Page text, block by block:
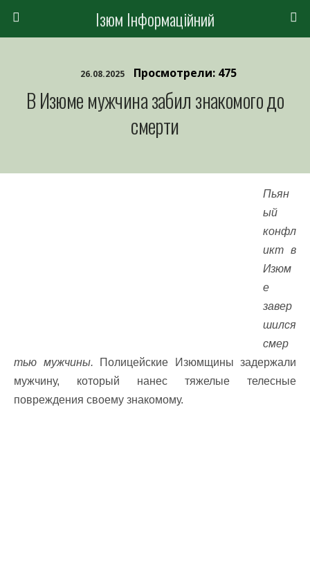
Ізюм Інформаційний
26.08.2025 Просмотрели: 475
В Изюме мужчина забил знакомого до
смерти
Пьян
ый
конфл
икт в
Изюм
е
завер
шился
смер
тью мужчины. Полицейские Изюмщины задержали
мужчину, который нанес тяжелые телесные
повреждения своему знакомому.